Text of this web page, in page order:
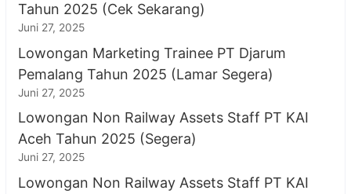
Tahun 2025 (Cek Sekarang)
Juni 27, 2025
Lowongan Marketing Trainee PT Djarum
Pemalang Tahun 2025 (Lamar Segera)
Juni 27, 2025
Lowongan Non Railway Assets Staff PT KAI
Aceh Tahun 2025 (Segera)
Juni 27, 2025
Lowongan Non Railway Assets Staff PT KAI